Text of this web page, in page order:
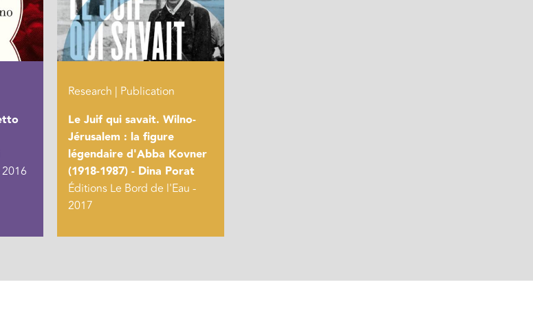
Research | Publication
Le Juif qui savait. Wilno-
Jérusalem : la figure
légendaire d'Abba Kovner
(1918-1987) - Dina Porat
Éditions Le Bord de l'Eau -
2017